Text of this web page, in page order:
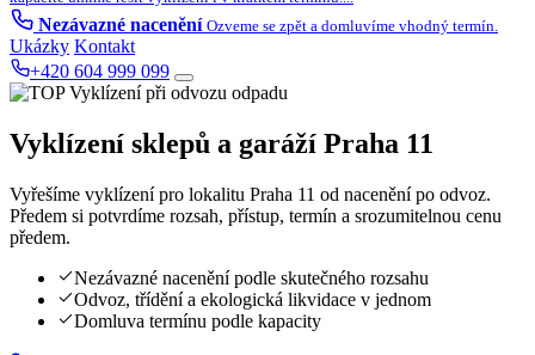
Nezávazné nacenění Ozveme se zpět a domluvíme vhodný termín.
Ukázky Kontakt
+420 604 999 099
Vyklízení sklepů a garáží Praha 11
Vyřešíme vyklízení pro lokalitu Praha 11 od nacenění po odvoz.
Předem si potvrdíme rozsah, přístup, termín a srozumitelnou cenu
předem.
Nezávazné nacenění podle skutečného rozsahu
Odvoz, třídění a ekologická likvidace v jednom
Domluva termínu podle kapacity